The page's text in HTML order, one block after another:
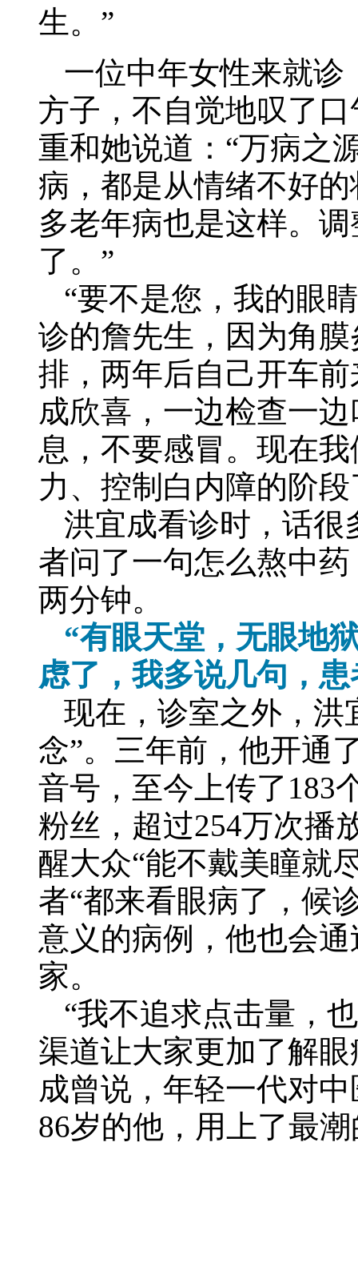
生。”
一位中年女性来就诊
方子，不自觉地叹了
重和她说道：“万病之
病，都是从情绪不好
多老年病也是这样。
了。”
“要不是您，我的眼
诊的詹先生，因为角
排，两年后自己开车
成欣喜，一边检查一
息，不要感冒。现在
力、控制白内障的阶段
洪宜成看诊时，话很
者问了一句怎么熬中
两分钟。
“有眼天堂，无眼地
虑了，我多说几句，
现在，诊室之外，洪
念”。 三年前，他开通
音号，至今上传了183
粉丝，超过254万次播
醒大众“能不戴美瞳就
者“都来看眼病了，候
意义的病例，他也会
家。
“我不追求点击量，
渠道让大家更加了解
成曾说，年轻一代对
86岁的他，用上了最